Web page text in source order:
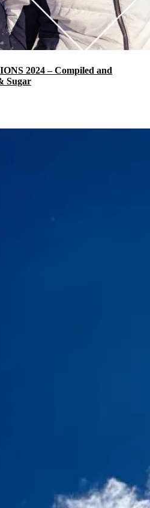
2024 – Compiled and
Sugar